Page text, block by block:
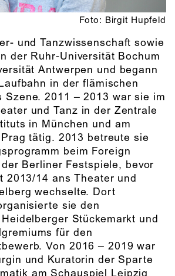
Foto: Birgit Hupfeld
und Tanzwissenschaft sowie
der Ruhr-Universität Bochum
Antwerpen und begann
in der flämischen
Szene. 2011 – 2013 war sie im
und Tanz in der Zentrale
in München und am
tätig. 2013 betreute sie
beim Foreign
Berliner Festspiele, bevor
2013/14 ans Theater und
wechselte. Dort
sie den
Stückemarkt und
für den
Von 2016 – 2019 war
und Kuratorin der Sparte